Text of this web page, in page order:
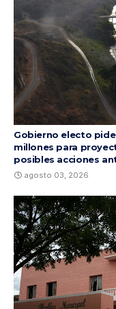
Gobierno electo
millones para
posibles acciones
agosto 03, 2026